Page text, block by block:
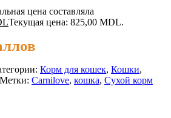
цена составляла
Текущая цена: 825,00 MDL.
Корм для кошек, Кошки,
Метки: Carnilove, кошка, Сухой корм